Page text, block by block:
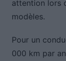
attention lors
modèles.
Pour un
000 km par